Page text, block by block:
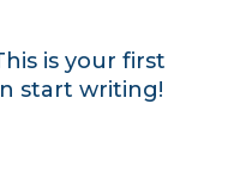
is your first
start writing!